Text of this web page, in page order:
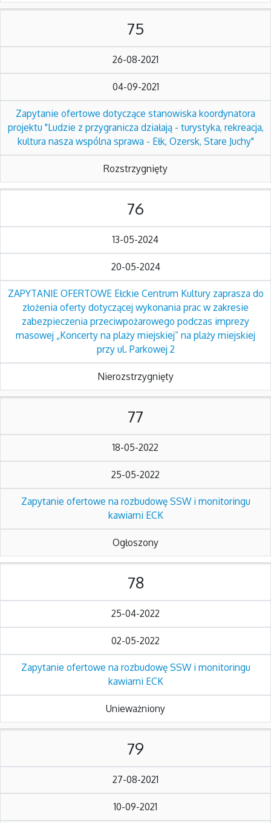
75
26-08-2021
04-09-2021
Zapytanie ofertowe dotyczące stanowiska koordynatora
projektu "Ludzie z przygranicza działają - turystyka, rekreacja,
kultura nasza wspólna sprawa - Ełk, Ozersk, Stare Juchy"
Rozstrzygnięty
76
13-05-2024
20-05-2024
ZAPYTANIE OFERTOWE Ełckie Centrum Kultury zaprasza do
złożenia oferty dotyczącej wykonania prac w zakresie
zabezpieczenia przeciwpożarowego podczas imprezy
masowej „Koncerty na plaży miejskiej” na plaży miejskiej
przy ul. Parkowej 2
Nierozstrzygnięty
77
18-05-2022
25-05-2022
Zapytanie ofertowe na rozbudowę SSW i monitoringu
kawiarni ECK
Ogłoszony
78
25-04-2022
02-05-2022
Zapytanie ofertowe na rozbudowę SSW i monitoringu
kawiarni ECK
Unieważniony
79
27-08-2021
10-09-2021